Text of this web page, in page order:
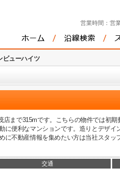
営業時間： 営
ビューハイツ
店まで315mです。こちらの物件では初
に便利なマンションです。造りとデザ
に不動産情報を集めたい方は当社スタ
交通